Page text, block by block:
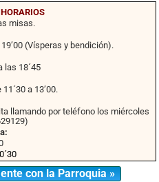
misas.
(Vísperas y bendición).
las 18´45
a 13’00.
llamando por teléfono los miércoles
con la Parroquia »